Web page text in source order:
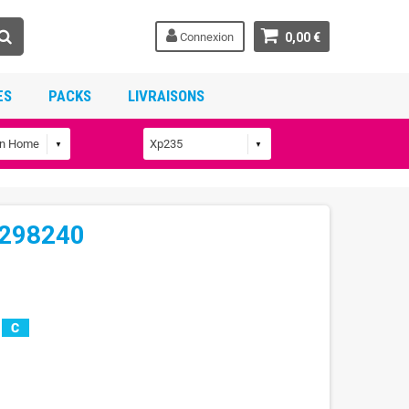
0,00 €
Connexion
PACKS LIVRAISONS